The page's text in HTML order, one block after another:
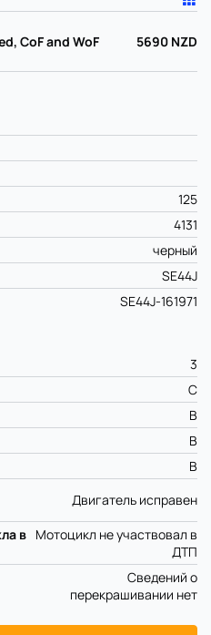
CoF and WoF
5690 NZD
125
4131
черный
SE44J
SE44J-161971
3
C
B
B
B
Двигатель исправен
в Мотоцикл не участвовал в
ДТП
Сведений о
перекрашивании нет